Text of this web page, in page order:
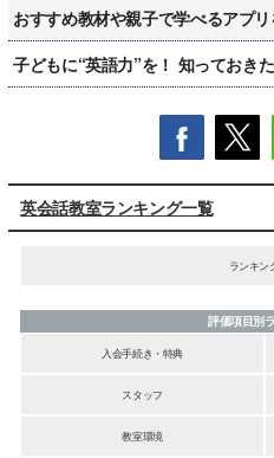
おすすめ教材や親子で学べるアプ
子どもに“英語力”を！ 知っておき
英会話教室ランキング一覧
ランキン
評価項目別
入会手続き・特典
スタッフ
教室環境